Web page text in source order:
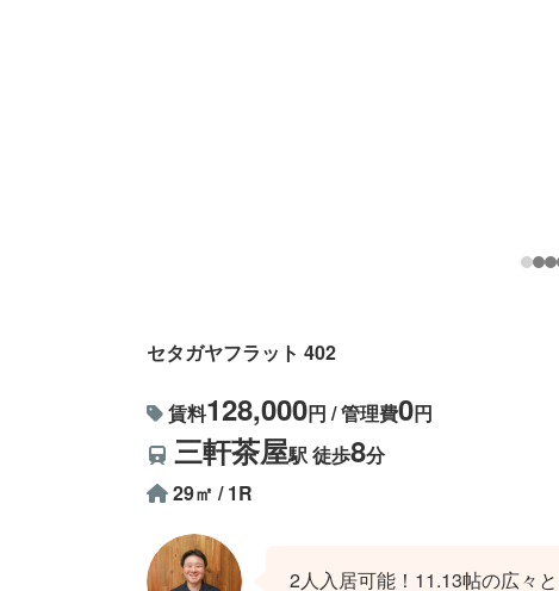
セタガヤフラット 402
賃料128,000円 / 管理費0円
三軒茶屋駅 徒歩8分
29㎡ / 1R
2人入居可能！11.13帖の広々